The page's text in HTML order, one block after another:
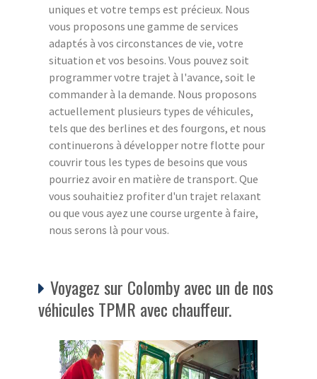
uniques et votre temps est précieux. Nous
vous proposons une gamme de services
adaptés à vos circonstances de vie, votre
situation et vos besoins. Vous pouvez soit
programmer votre trajet à l'avance, soit le
commander à la demande. Nous proposons
actuellement plusieurs types de véhicules,
tels que des berlines et des fourgons, et nous
continuerons à développer notre flotte pour
couvrir tous les types de besoins que vous
pourriez avoir en matière de transport. Que
vous souhaitiez profiter d'un trajet relaxant
ou que vous ayez une course urgente à faire,
nous serons là pour vous.
Voyagez sur Colomby avec un de nos
véhicules TPMR avec chauffeur.